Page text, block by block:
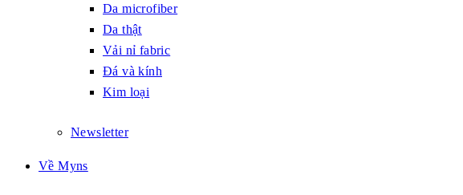
Da microfiber
Da thật
Vải nỉ fabric
Đá và kính
Kim loại
Newsletter
Về Myns